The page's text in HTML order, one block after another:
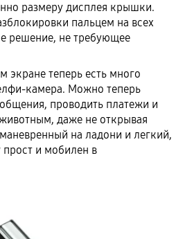
размеру дисплея крышки.
пальцем на всех
решение, не требующее
теперь есть много
камера. Можно теперь
проводить платежи и
даже не открывая
на ладони и легкий,
прост и мобилен в